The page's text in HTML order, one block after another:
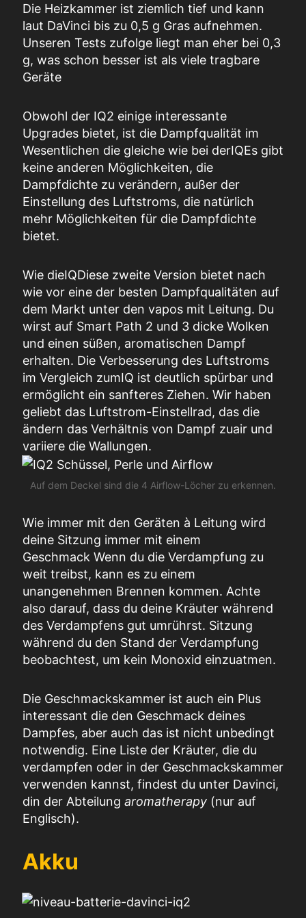
Die Heizkammer ist ziemlich tief und kann
laut DaVinci bis zu 0,5 g Gras aufnehmen.
Unseren Tests zufolge liegt man eher bei 0,3
g, was schon besser ist als viele tragbare
Geräte
Obwohl der IQ2 einige interessante
Upgrades bietet, ist die Dampfqualität im
Wesentlichen die gleiche wie bei derIQEs gibt
keine anderen Möglichkeiten, die
Dampfdichte zu verändern, außer der
Einstellung des Luftstroms, die natürlich
mehr Möglichkeiten für die Dampfdichte
bietet.
Wie dieIQDiese zweite Version bietet nach
wie vor eine der besten Dampfqualitäten auf
dem Markt unter den vapos mit Leitung. Du
wirst auf Smart Path 2 und 3 dicke Wolken
und einen süßen, aromatischen Dampf
erhalten. Die Verbesserung des Luftstroms
im Vergleich zumIQ ist deutlich spürbar und
ermöglicht ein sanfteres Ziehen. Wir haben
geliebt das Luftstrom-Einstellrad, das die
ändern das Verhältnis von Dampf zuair und
variiere die Wallungen.
Auf dem Deckel sind die 4 Airflow-Löcher zu erkennen.
Wie immer mit den Geräten à Leitung wird
deine Sitzung immer mit einem
Geschmack Wenn du die Verdampfung zu
weit treibst, kann es zu einem
unangenehmen Brennen kommen. Achte
also darauf, dass du deine Kräuter während
des Verdampfens gut umrührst. Sitzung
während du den Stand der Verdampfung
beobachtest, um kein Monoxid einzuatmen.
Die Geschmackskammer ist auch ein Plus
interessant die den Geschmack deines
Dampfes, aber auch das ist nicht unbedingt
notwendig. Eine Liste der Kräuter, die du
verdampfen oder in der Geschmackskammer
verwenden kannst, findest du unter Davinci,
din der Abteilung aromatherapy (nur auf
Englisch).
Akku